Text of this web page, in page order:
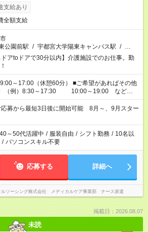
支給あり
全額支給
公園前駅 / 宇都宮大学陽東キャンパス駅 / …
ドアtoドアで30分以内】介護施設でのお仕事。勤
（休憩60分） ■ご希望があればその他
（例）8:30～17:30 10:00～19:00 など
を合わせたい」 「できれば残業はしたくない」
ご希望に沿ったお仕事をご紹介します！ ※Wワ
今ご覧のお仕事で希望する勤務時間と、もう1つ
時間。 合計で週40時間を超える場合は応募でき
募から最短3日後に開始可能 8月～、9月スター
40～50代活躍中 / 服装自由 / シフト勤務 / 10名以
/ パソコンスキル不要
応募する 詳細へ
ルソーシング株式会社 メディカルケア事業部 ナース派遣
掲載日：2026.08.07
未読